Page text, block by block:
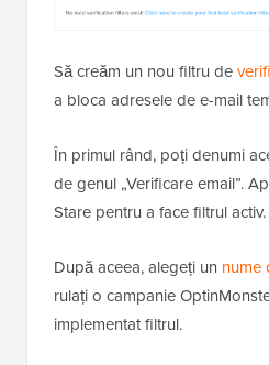
Să creăm un nou filtru de
a bloca adresele de e-mail
În primul rând, poți denumi
de genul „Verificare email”.
Stare pentru a face filtrul activ.
După aceea, alegeți un nume
rulați o campanie
implementat filtrul.